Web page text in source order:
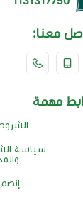
معنا:
مهمة
سياسة
إنضم